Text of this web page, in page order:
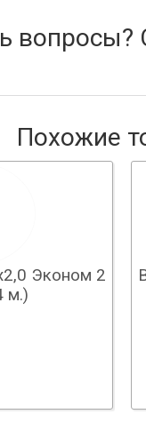
вопросы?
Похожие
Эконом 2
м.)